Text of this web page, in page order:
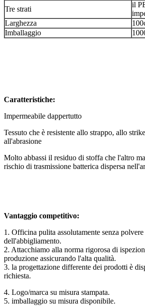
Tre strati
il
Larghezza
Imballaggio
Caratteristiche:
Impermeabile dappertutto
Tessuto che è resistente allo strappo, allo
all'abrasione
Molto abbassi il residuo di stoffa che l'altro
rischio di trasmissione batterica dispersa
Vantaggio competitivo:
1. Officina pulita assolutamente senza
dell'abbigliamento.
2. Attacchiamo alla norma rigorosa di
produzione assicurando l'alta qualità.
3. la progettazione differente dei prodotti è
richiesta.
4. Logo/marca su misura stampata.
5. imballaggio su misura disponibile.